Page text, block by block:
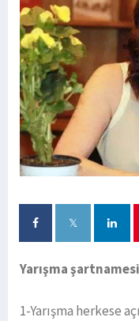
Yarışma
1-Yarışma herkese